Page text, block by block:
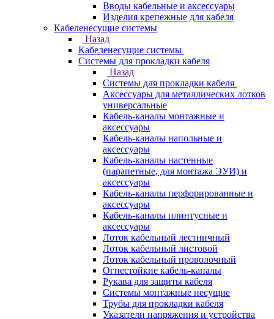
Вводы кабельные и аксессуары
Изделия крепежные для кабеля
Кабеленесущие системы
Назад
Кабеленесущие системы
Системы для прокладки кабеля
Назад
Системы для прокладки кабеля
Аксессуары для металлических лотков
универсальные
Кабель-каналы монтажные и
аксессуары
Кабель-каналы напольные и
аксессуары
Кабель-каналы настенные
(парапетные, для монтажа ЭУИ) и
аксессуары
Кабель-каналы перфорированные и
аксессуары
Кабель-каналы плинтусные и
аксессуары
Лоток кабельный лестничный
Лоток кабельный листовой
Лоток кабельный проволочный
Огнестойкие кабель-каналы
Рукава для защиты кабеля
Системы монтажные несущие
Трубы для прокладки кабеля
Указатели напряжения и устройства